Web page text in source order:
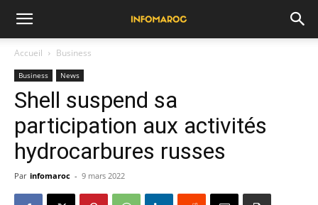
Accueil Business
Business News
Shell suspend sa
participation aux activités
hydrocarbures russes
Par infomaroc - 9 mars 2022